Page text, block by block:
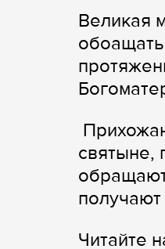
Великая
святыне,
получают
Читайте